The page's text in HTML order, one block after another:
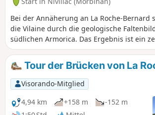
Bei der Annäherung an La Roche-Bernard
die Vilaine durch die geologische
südlichen Armorica. Das Ergebnis ist ein
bewaldetes Relief, in dem es sich sehr
lässt.Tour der Brücken von La
Visorando-Mitglied
4,94 km
+158 m
-152 m